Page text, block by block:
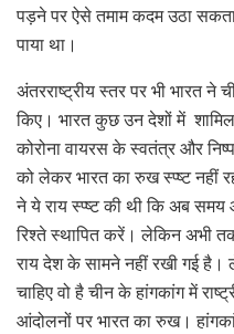
पड़ने पर ऐसे तमाम कदम उठा
पाया था।
अंतरराष्ट्रीय स्तर पर भी भारत
किए। भारत कुछ उन देशों में
कोरोना वायरस के स्वतंत्र और
को लेकर भारत का रुख स्प्ष्ट नहीं
ने ये राय स्प्ष्ट की थी कि अब
रिश्ते स्थापित करें। लेकिन अभी
राय देश के सामने नहीं रखी गई है।
चाहिए वो है चीन के हांगकांग में
आंदोलनों पर भारत का रुख।